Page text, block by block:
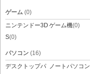
ゲーム (0)
ニンテンドー3D
S(0)
ゲーム機(0)
パソコン (16)
デスクトップパ ノートパソコン